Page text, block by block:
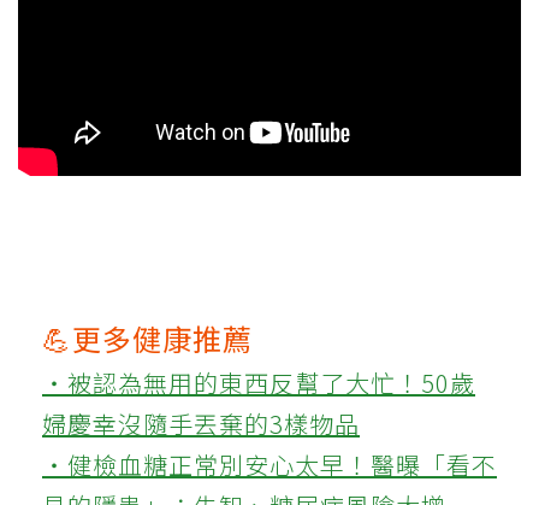
💪更多健康推薦
‧被認為無用的東西反幫了大忙！50歲
婦慶幸沒隨手丟棄的3樣物品
‧健檢血糖正常別安心太早！醫曝「看不